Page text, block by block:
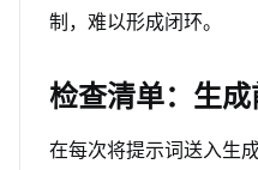
制，难以形成闭环。
检查清单：生
在每次将提示词送入生